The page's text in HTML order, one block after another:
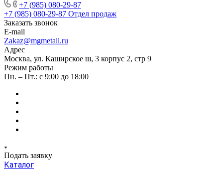
+7 (985) 080-29-87
+7 (985) 080-29-87 Отдел продаж
Заказать звонок
E-mail
Zakaz@mgmetall.ru
Адрес
Москва, ул. Каширское ш, 3 корпус 2, стр 9
Режим работы
Пн. – Пт.: с 9:00 до 18:00
Подать заявку
Каталог